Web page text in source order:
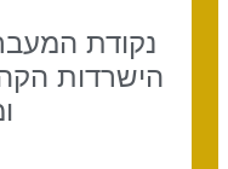
נקודת
הישרדות